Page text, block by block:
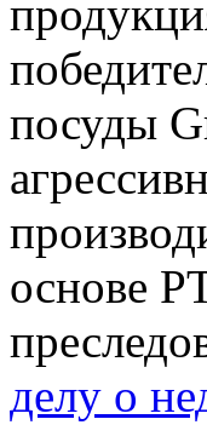
посуды
основе
делу о